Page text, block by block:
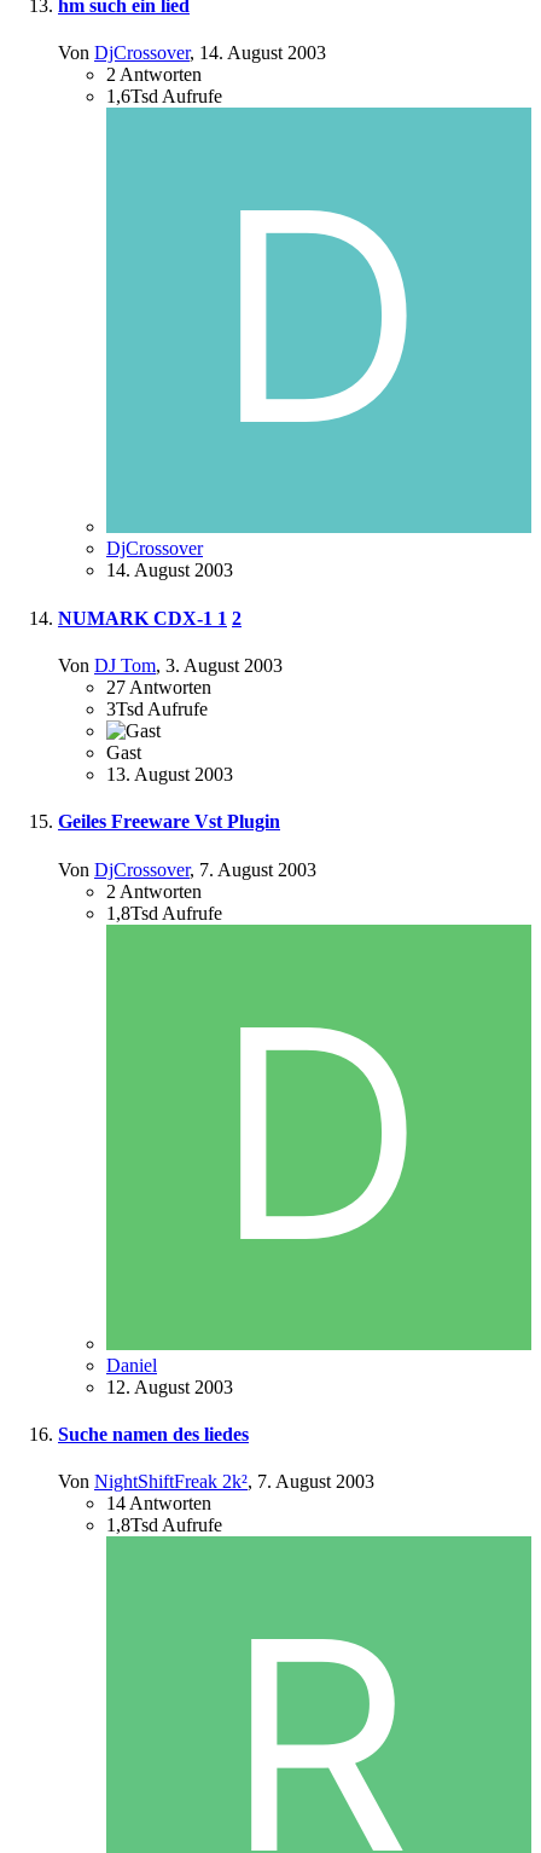
hm such ein lied
Von DjCrossover, 14. August 2003
2Antworten
1,6TsdAufrufe
DjCrossover
14. August 2003
NUMARK CDX-1 1 2
Von DJ Tom, 3. August 2003
27 Antworten
3Tsd Aufrufe
Gast
13. August 2003
Geiles Freeware Vst Plugin
Von DjCrossover, 7. August 2003
2 Antworten
1,8Tsd Aufrufe
Daniel
12. August 2003
Suche namen des liedes
Von NightShiftFreak 2k², 7. August 2003
14 Antworten
1,8Tsd Aufrufe